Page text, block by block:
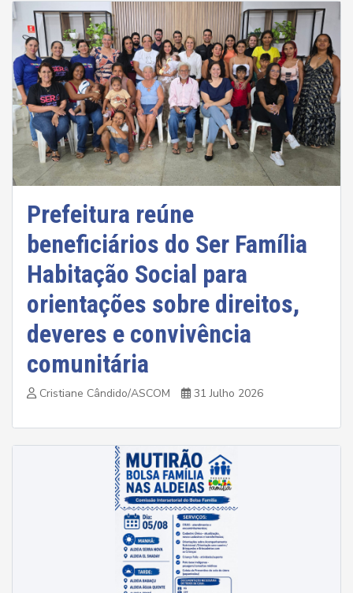
Prefeitura reúne
beneficiários do Ser Família
Habitação Social para
orientações sobre direitos,
deveres e convivência
comunitária
Cristiane Cândido/ASCOM 31 Julho 2026